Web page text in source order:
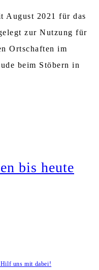
August 2021 für das
zur Nutzung für
Ortschaften im
beim Stöbern in
bis heute
uns mit dabei!